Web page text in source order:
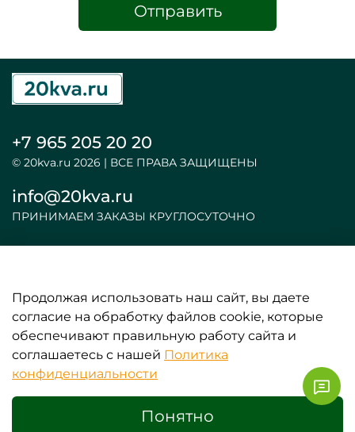
Отправить
ООО «АКБ и ИБП»
+7 965 205 20 20
© 20kva.ru 2026 | ВСЕ ПРАВА ЗАЩИЩЕНЫ
info@20kva.ru
ПРИНИМАЕМ ЗАКАЗЫ КРУГЛОСУТОЧНО
Продолжая использовать наш сайт, вы даете
согласие на обработку файлов cookie, которые
обеспечивают правильную работу сайта и
соглашаетесь с нашей Политика
конфиденциальности
Понятно